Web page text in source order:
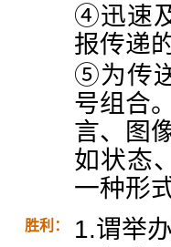
④迅速
报传递
⑤为传
号组合
言、图
如状态
一种形式
胜利：
1.谓举